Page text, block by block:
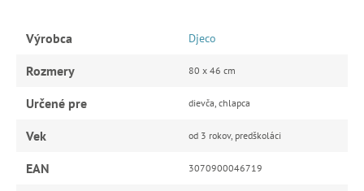
Výrobca Djeco
Rozmery 80 x 46 cm
Určené pre dievča, chlapca
Vek od 3 rokov, predškoláci
EAN 3070900046719